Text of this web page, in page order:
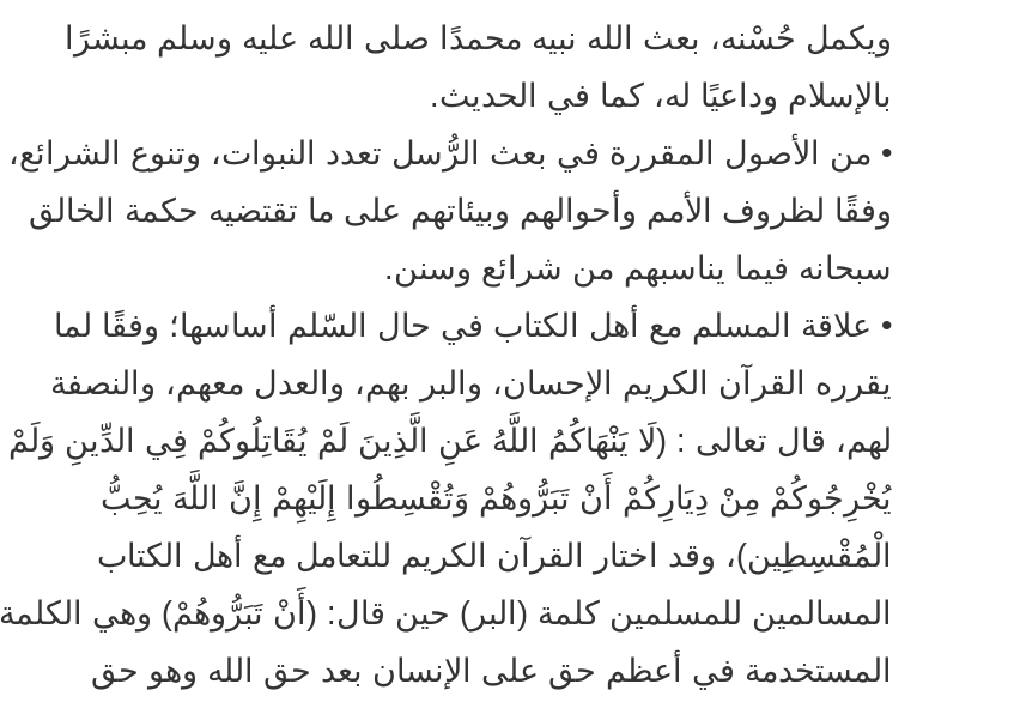
ويكمل حُسْنه، بعث الله نبيه محمدًا صلى الله عليه وسلم مبشرًا
بالإسلام وداعيًا له، كما في الحديث.
• من الأصول المقررة في بعث الرُّسل تعدد النبوات، وتنوع الشرائع،
وفقًا لظروف الأمم وأحوالهم وبيئاتهم على ما تقتضيه حكمة الخالق
سبحانه فيما يناسبهم من شرائع وسنن.
• علاقة المسلم مع أهل الكتاب في حال السّلم أساسها؛ وفقًا لما
يقرره القرآن الكريم الإحسان، والبر بهم، والعدل معهم، والنصفة
لهم، قال تعالى : (لَا يَنْهَاكُمُ اللَّهُ عَنِ الَّذِينَ لَمْ يُقَاتِلُوكُمْ فِي الدِّينِ وَلَمْ
يُخْرِجُوكُمْ مِنْ دِيَارِكُمْ أَنْ تَبَرُّوهُمْ وَتُقْسِطُوا إِلَيْهِمْ إِنَّ اللَّهَ يُحِبُّ
الْمُقْسِطِين)، وقد اختار القرآن الكريم للتعامل مع أهل الكتاب
المسالمين للمسلمين كلمة (البر) حين قال: (أَنْ تَبَرُّوهُمْ) وهي الكلمة
المستخدمة في أعظم حق على الإنسان بعد حق الله وهو حق